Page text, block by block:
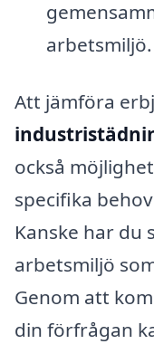
arbetsmiljö.
Att jämföra
också
specifika
Kanske har du
arbetsmiljö
Genom att
din förfrågan